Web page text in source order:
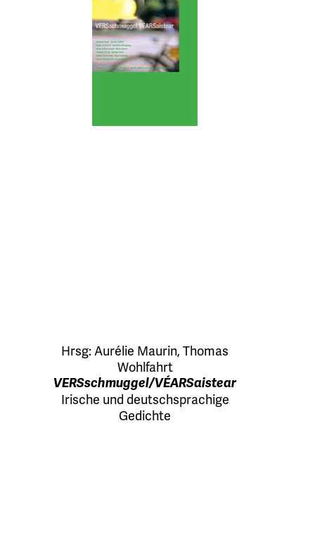
Hrsg:Aurélie Maurin, Thomas
Wohlfahrt
VERSschmuggel/VÉARSaistear
Irische und deutschsprachige
Gedichte